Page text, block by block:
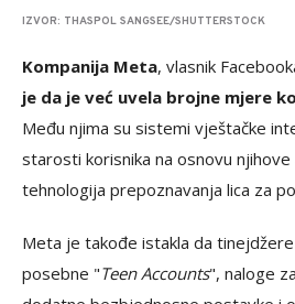
IZVOR: THASPOL SANGSEE/SHUTTERSTOCK
Kompanija Meta, vlasnik
je da je već uvela brojne mjere
Među njima su sistemi vještačke
starosti korisnika na osnovu
tehnologija prepoznavanja lica za
Meta je takođe istakla da
posebne "Teen Accounts", naloge